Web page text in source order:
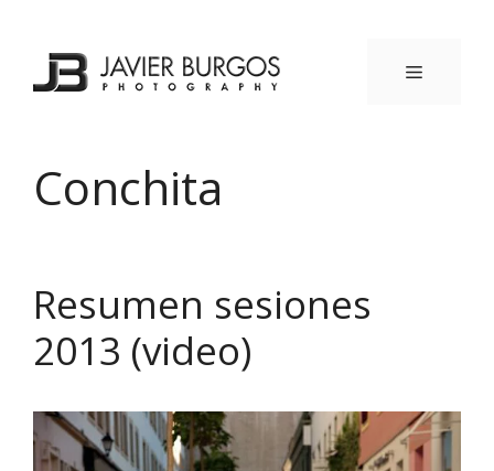
contenido
MENÚ
Conchita
Resumen sesiones
2013 (video)